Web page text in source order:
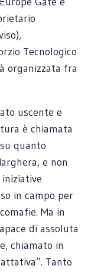
Tecnologico
organizzata fra
uscente e
è chiamata
quanto
e non
in campo per
Ma in
di assoluta
chiamato in
Tanto